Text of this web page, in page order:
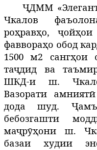
ҶДММ
Чкалов
роҳравҳо,
фаввораҳо обод
1500 м2 сангҳои
таҷдид ва
ШКД-и ш.
Вазорати
дода шуд.
бебозгашти
маҷрӯҳони ш.
базаи худии